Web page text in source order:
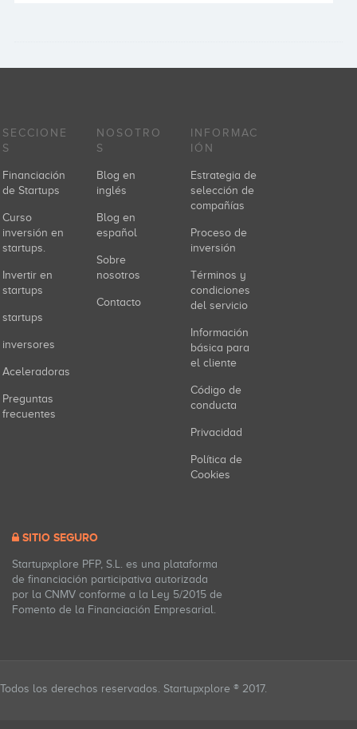
SECCIONE
S
Financiación
de Startups
Curso
inversión en
startups.
Invertir en
startups
startups
inversores
Aceleradoras
Preguntas
frecuentes
NOSOTRO
S
Blog en
inglés
Blog en
español
Sobre
nosotros
Contacto
INFORMAC
IÓN
Estrategia de
selección de
compañías
Proceso de
inversión
Términos y
condiciones
del servicio
Información
básica para
el cliente
Código de
conducta
Privacidad
Política de
Cookies
SITIO SEGURO
Startupxplore PFP, S.L. es una plataforma
de financiación participativa autorizada
por la CNMV conforme a la Ley 5/2015 de
Fomento de la Financiación Empresarial.
Todos los derechos reservados. Startupxplore ® 2017.